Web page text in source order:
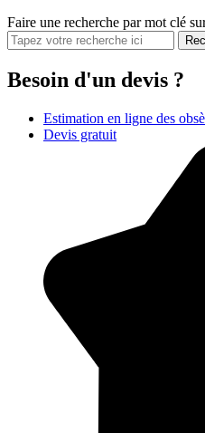
Faire une recherche par mot clé
Besoin d'un devis ?
Estimation en ligne des
Devis gratuit